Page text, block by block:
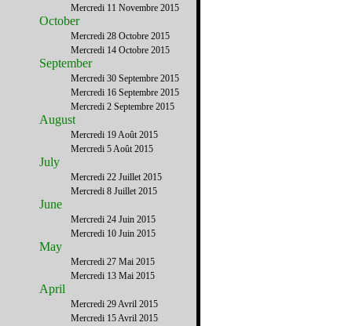
Mercredi 11 Novembre 2015
October
Mercredi 28 Octobre 2015
Mercredi 14 Octobre 2015
September
Mercredi 30 Septembre 2015
Mercredi 16 Septembre 2015
Mercredi 2 Septembre 2015
August
Mercredi 19 Août 2015
Mercredi 5 Août 2015
July
Mercredi 22 Juillet 2015
Mercredi 8 Juillet 2015
June
Mercredi 24 Juin 2015
Mercredi 10 Juin 2015
May
Mercredi 27 Mai 2015
Mercredi 13 Mai 2015
April
Mercredi 29 Avril 2015
Mercredi 15 Avril 2015